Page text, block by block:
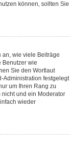
können, sollten Sie
an, wie viele Beiträge
Benutzer wie
Sie den Wortlaut
Administration festgelegt
um Ihren Rang zu
und ein Moderator
wieder